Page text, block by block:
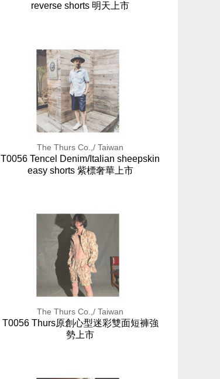
reverse shorts 明天上市
The Thurs Co.,/ Taiwan
T0056 Tencel Denim/Italian sheepskin
easy shorts 紫標奢華上市
The Thurs Co.,/ Taiwan
T0056 Thurs原創心型迷彩雙面短褲強
勢上市